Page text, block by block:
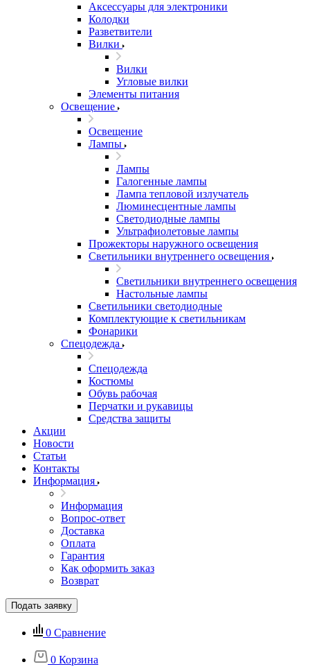
Аксессуары для электроники
Колодки
Разветвители
Вилки
Вилки
Угловые вилки
Элементы питания
Освещение
Освещение
Лампы
Лампы
Галогенные лампы
Лампа тепловой излучатель
Люминесцентные лампы
Светодиодные лампы
Ультрафиолетовые лампы
Прожекторы наружного освещения
Светильники внутреннего освещения
Светильники внутреннего освещения
Настольные лампы
Светильники светодиодные
Комплектующие к светильникам
Фонарики
Спецодежда
Спецодежда
Костюмы
Обувь рабочая
Перчатки и рукавицы
Средства защиты
Акции
Новости
Статьи
Контакты
Информация
Информация
Вопрос-ответ
Доставка
Оплата
Гарантия
Как оформить заказ
Возврат
Подать заявку
0 Сравнение
0 Корзина